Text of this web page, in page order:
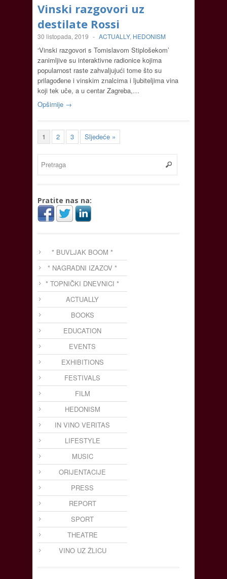
Vinski razgovori uz
destilate Rossi
30 listopada, 2019 - ACTUALLY, HEDONISM
‘Vinski razgovori s Tomislavom Stiplošekom’
zanimljive su interaktivne radionice kojima
popularnost raste zahvaljujući tome što su
prilagođene i vinskim znalcima i ljubiteljima vina
koji tek uče, a u centar Zagreba,…
Opširnije →
1 2 3 Sljedeće »
Pratite nas na:
* BUVLJAK BOOM *
* NAGRADNI IZAZOV *
* TOPNIČKI DNEVNICI *
ACTUALLY
BOOKS
EDUCATION
EVENTS
EXHIBITIONS
FESTIVALS
FILM
HEDONISM
IN VINO VERITAS
LIFESTYLE
MUSIC
ORIJENTACIJE
PRESS
REPORT
SPORT
THEATRE
VINO UZ ŽLICU